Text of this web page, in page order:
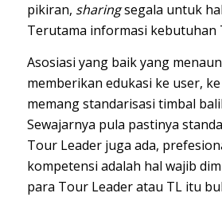
pikiran, sharingsegala untuk
Terutama informasi kebutuhan
Asosiasi yang baik yang
memberikan edukasi ke user,
memang standarisasi timbal
Sewajarnya pula pastinya
Tour Leader juga ada,
kompetensi adalah hal wajib
para Tour Leader atau TL itu